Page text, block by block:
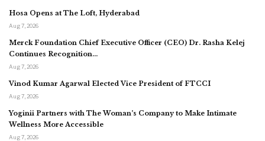
Hosa Opens at The Loft, Hyderabad
Aug 7, 2026
Merck Foundation Chief Executive Officer (CEO) Dr. Rasha Kelej
Continues Recognition…
Aug 7, 2026
Vinod Kumar Agarwal Elected Vice President of FTCCI
Aug 7, 2026
Yoginii Partners with The Woman’s Company to Make Intimate
Wellness More Accessible
Aug 7, 2026